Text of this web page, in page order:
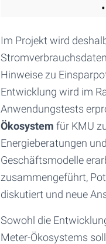
Im Projekt wird
Hinweise zu
Entwicklung wird im
Anwendungstests
Ökosystem für KMU
Energieberatungen
Geschäftsmodelle
zusammengeführt,
diskutiert und neue
Sowohl die
Meter-Ökosystems